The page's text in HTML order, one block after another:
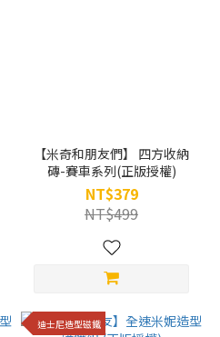
【米奇和朋友們】 四方收納
磚-賽車系列(正版授權)
NT$379
NT$499
迪士尼造型磁鐵